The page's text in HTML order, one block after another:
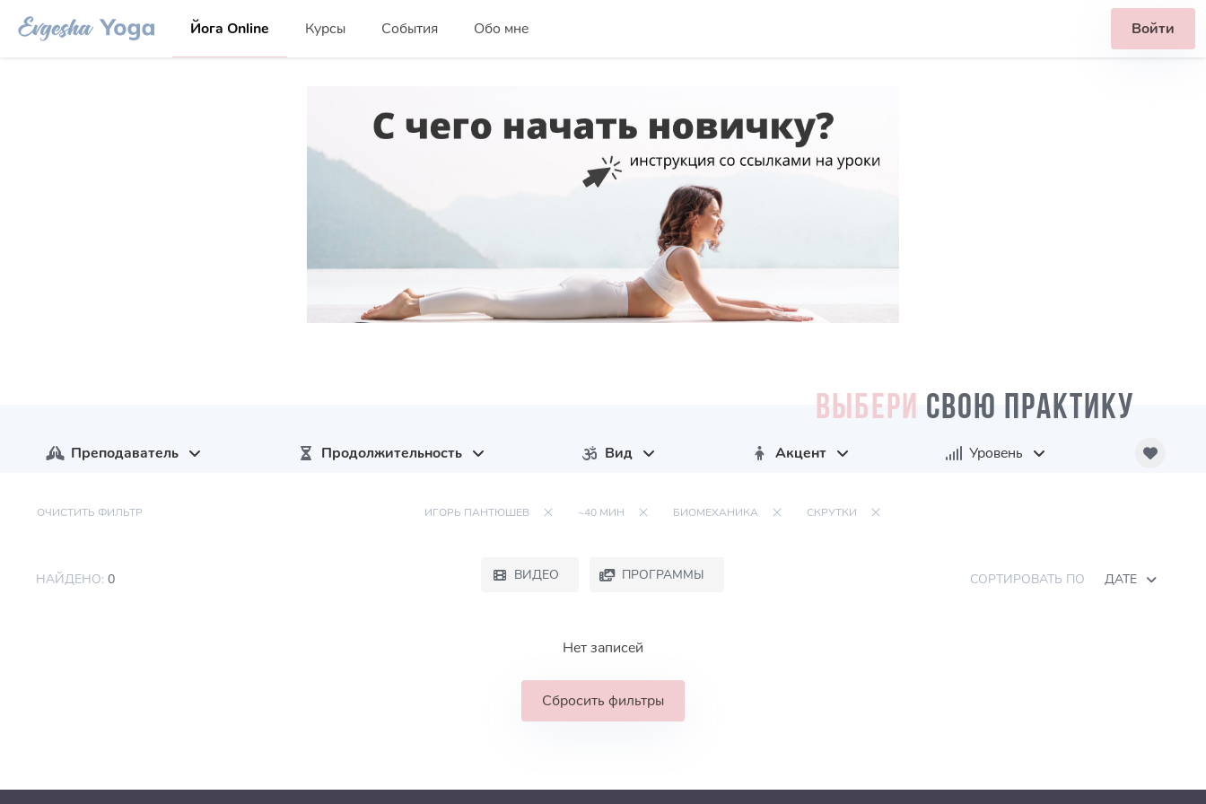
Йога Online Курсы События Обо мне Войти
ВЫБЕРИ СВОЮ ПРАКТИКУ
Преподаватель Продолжительность Вид Акцент Уровень
ОЧИСТИТЬ ФИЛЬТР ИГОРЬ ПАНТЮШЕВ ~40 МИН БИОМЕХАНИКА СКРУТКИ
НАЙДЕНО: 0 ВИДЕО ПРОГРАММЫ СОРТИРОВАТЬ ПО ДАТЕ
Нет записей
Сбросить фильтры